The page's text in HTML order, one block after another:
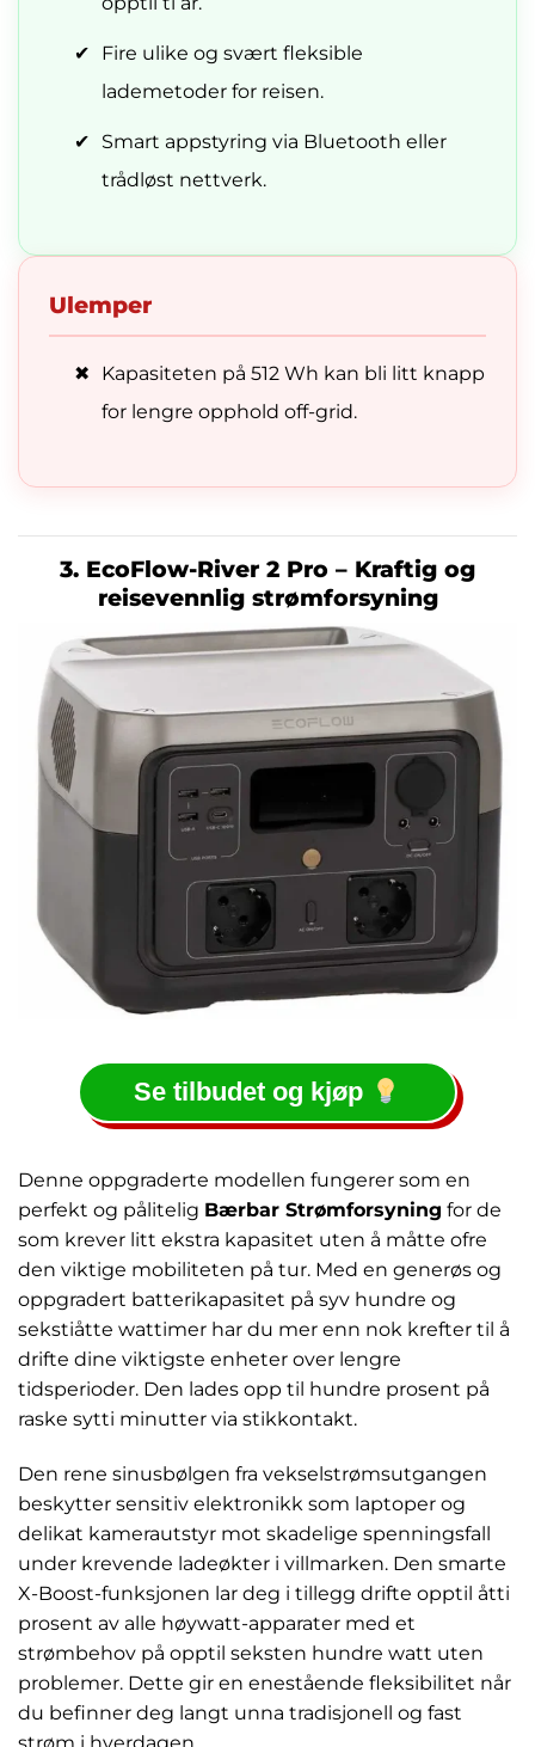
✔
Fire ulike og svært fleksible
lademetoder for reisen.
✔
Smart appstyring via Bluetooth eller
trådløst nettverk.
Ulemper
✖
Kapasiteten på 512 Wh kan bli litt knapp
for lengre opphold off-grid.
3. EcoFlow-River 2 Pro – Kraftig og
reisevennlig strømforsyning
Se tilbudet og kjøp
Denne oppgraderte modellen fungerer som en
perfekt og pålitelig Bærbar Strømforsyning for de
som krever litt ekstra kapasitet uten å måtte ofre
den viktige mobiliteten på tur. Med en generøs og
oppgradert batterikapasitet på syv hundre og
sekstiåtte wattimer har du mer enn nok krefter til å
drifte dine viktigste enheter over lengre
tidsperioder. Den lades opp til hundre prosent på
raske sytti minutter via stikkontakt.
Den rene sinusbølgen fra vekselstrømsutgangen
beskytter sensitiv elektronikk som laptoper og
delikat kamerautstyr mot skadelige spenningsfall
under krevende ladeøkter i villmarken. Den smarte
X-Boost-funksjonen lar deg i tillegg drifte opptil åtti
prosent av alle høywatt-apparater med et
strømbehov på opptil seksten hundre watt uten
problemer. Dette gir en enestående fleksibilitet når
du befinner deg langt unna tradisjonell og fast